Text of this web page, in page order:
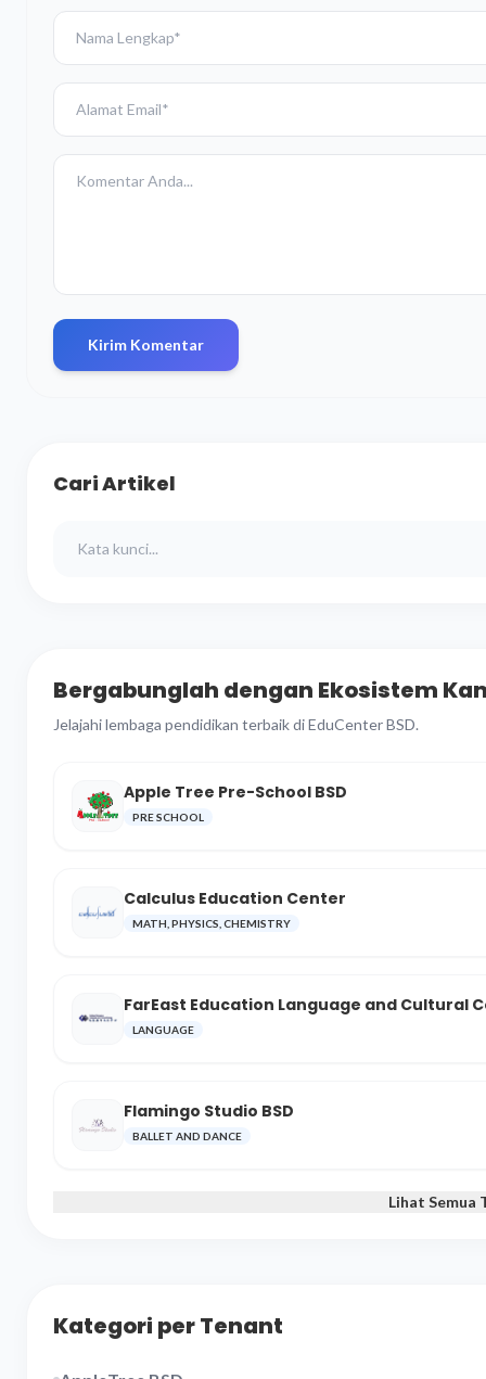
Kirim Komentar
Cari Artikel
Bergabunglah dengan Ekosistem
Jelajahi lembaga pendidikan terbaik di EduCenter BSD.
Apple Tree Pre-School BSD
PRE SCHOOL
Calculus Education Center
MATH, PHYSICS, CHEMISTRY
FarEast Education Language and Cultural
LANGUAGE
Flamingo Studio BSD
BALLET AND DANCE
Lihat Semua
Kategori per Tenant